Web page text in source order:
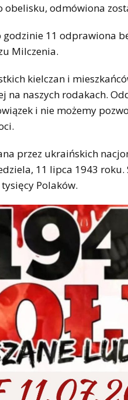
obelisku, odmówiona
godzinie 11 odprawiona
Milczenia.
kielczan i
naszych rodakach.
i nie możemy
przez ukraińskich
11 lipca 1943
Polaków.